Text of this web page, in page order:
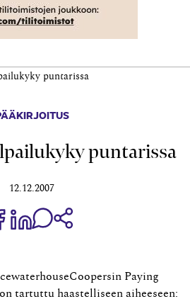
puntarissa
puntarissa
12.12.2007
Jaa Share on Facebook
Jaa Share on LinkedIn
Jaa WhatsApp-viestinä
Paying
tartuttu haastelliseen aiheeseen: